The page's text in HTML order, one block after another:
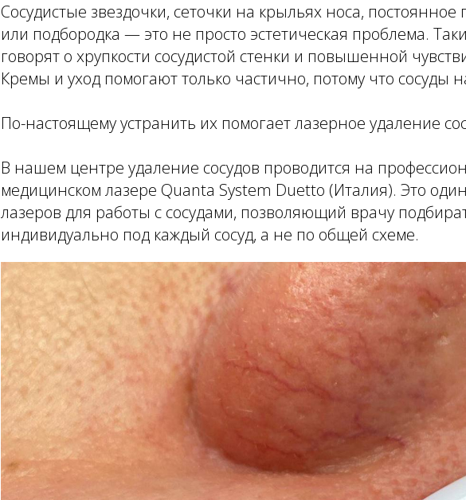
Сосудистые звездочки, сеточки на крыльях носа,
или подбородка — это не просто эстетическая проблема.
говорят о хрупкости сосудистой стенки и повышенной
Кремы и уход помогают только частично, потому что сосуды
По-настоящему устранить их помогает лазерное удаление
В нашем центре удаление сосудов проводится на
медицинском лазере Quanta System Duetto (Италия). Это
лазеров для работы с сосудами, позволяющий врачу
индивидуально под каждый сосуд, а не по общей схеме.